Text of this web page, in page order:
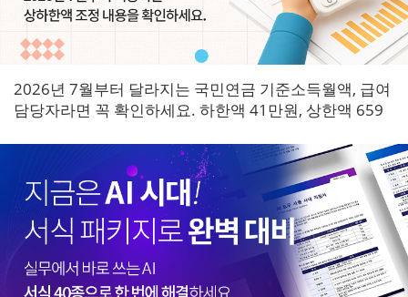
2026년 7월부터 달라지는 국민연금 기준소득월액, 급여
담당자라면 꼭 확인하세요. 하한액 41만원, 상한액 659